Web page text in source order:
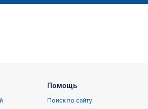
Помощь
Поиск по сайту